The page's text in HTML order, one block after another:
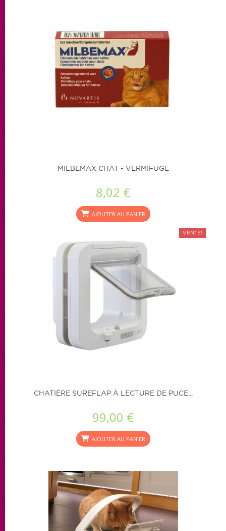
MILBEMAX CHAT - VERMIFUGE
8,02 €
AJOUTER AU PANIER
VENTE!
CHATIÈRE SUREFLAP À LECTURE DE PUCE...
99,00 €
AJOUTER AU PANIER